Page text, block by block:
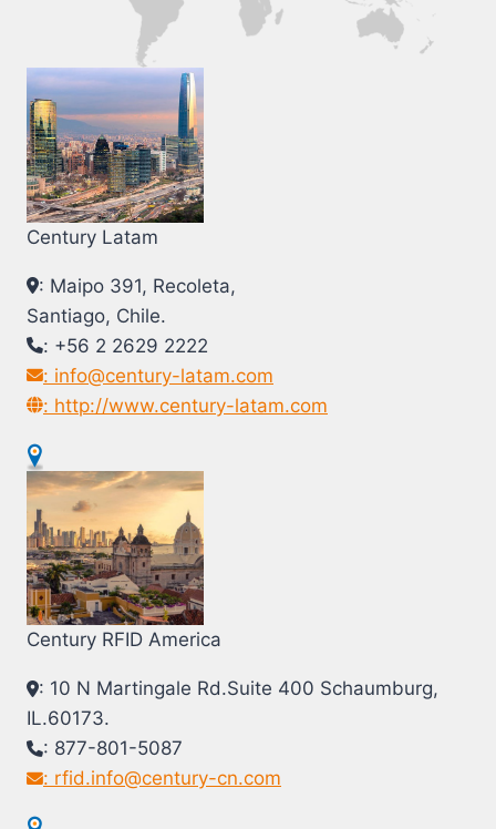
Century Latam
: Maipo 391, Recoleta,
Santiago, Chile.
: +56 2 2629 2222
: info@century-latam.com
: http://www.century-latam.com
Century RFID America
: 10 N Martingale Rd.Suite 400 Schaumburg,
IL.60173.
: 877-801-5087
: rfid.info@century-cn.com